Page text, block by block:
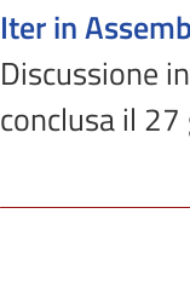
Iter in
Discussione
conclusa il